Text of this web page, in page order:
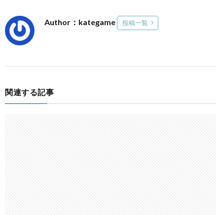
Author：kategame 投稿一覧
関連する記事